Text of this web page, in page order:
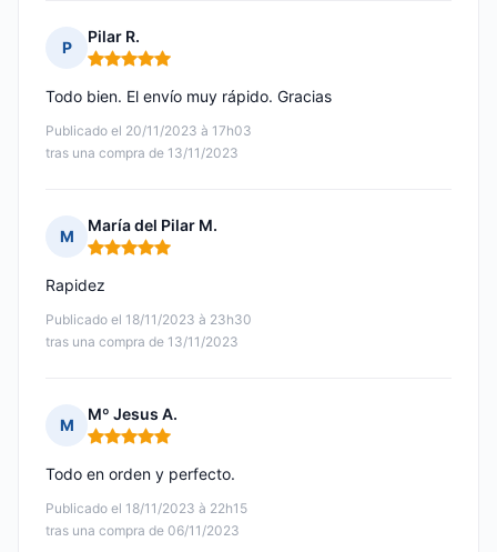
P
Pilar R.
Nota: 5 de 5
Publicado el 20/11/2023 à 17h03
tras una compra de 13/11/2023
Todo bien. El envío muy rápido. Gracias
M
María del Pilar M.
Nota: 5 de 5
Publicado el 18/11/2023 à 23h30
tras una compra de 13/11/2023
Rapidez
M
Mº Jesus A.
Nota: 5 de 5
Publicado el 18/11/2023 à 22h15
tras una compra de 06/11/2023
Todo en orden y perfecto.